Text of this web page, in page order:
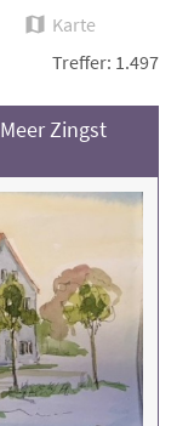
Karte
Treffer: 1.497
Zingst